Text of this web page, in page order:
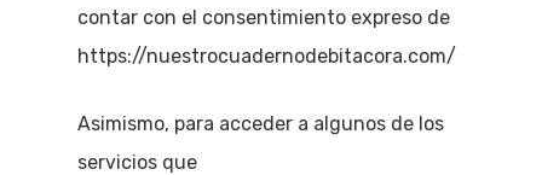
contar con el consentimiento expreso de
https://nuestrocuadernodebitacora.com/
Asimismo, para acceder a algunos de los
servicios que